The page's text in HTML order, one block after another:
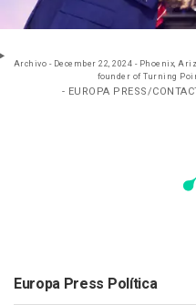
Archivo - December 22, 2024 - Phoenix,
founder of Turning
- EUROPA PRESS/
Europa Press Política